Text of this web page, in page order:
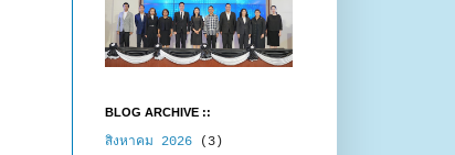
BLOG ARCHIVE ::
สิงหาคม 2026 (3)